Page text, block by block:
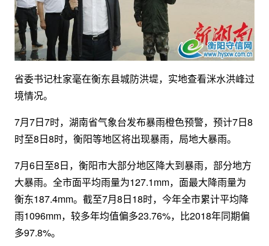
省委书记杜家毫在衡东县城防洪堤，实地查看洣水洪峰过
境情况。
7月7日7时，湖南省气象台发布暴雨橙色预警，预计7日8
时至8日8时，衡阳等地区将出现暴雨，局地大暴雨。
7月6日至8日，衡阳市大部分地区降大到暴雨，部分地方
大暴雨。全市面平均雨量为127.1mm，面最大降雨量为
衡东187.4mm。截至7月8日18时，今年全市累计平均降
雨1096mm，较多年均值偏多23.76%，比2018年同期偏
多97.8%。